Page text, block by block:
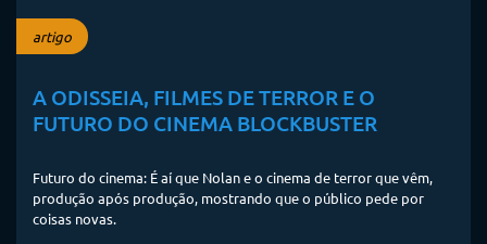
artigo
A ODISSEIA, FILMES DE TERROR E O
FUTURO DO CINEMA BLOCKBUSTER
Futuro do cinema: É aí que Nolan e o cinema de terror que vêm,
produção após produção, mostrando que o público pede por
coisas novas.